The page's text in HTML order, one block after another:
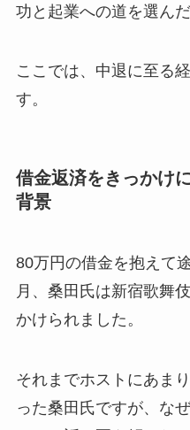
功と起業への道を選んだ
ここでは、中退に至る
す。
借金返済をきっかけ
背景
80万円の借金を抱えて
月、桑田氏は新宿歌舞
かけられました。
それまでホストにあま
った桑田氏ですが、な